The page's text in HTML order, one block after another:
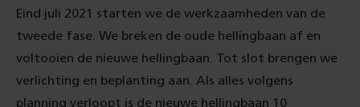
Eind juli 2021 starten we de werkzaamheden van de
tweede fase. We breken de oude hellingbaan af en
voltooien de nieuwe hellingbaan. Tot slot brengen we
verlichting en beplanting aan. Als alles volgens
planning verloopt is de nieuwe hellingbaan 10